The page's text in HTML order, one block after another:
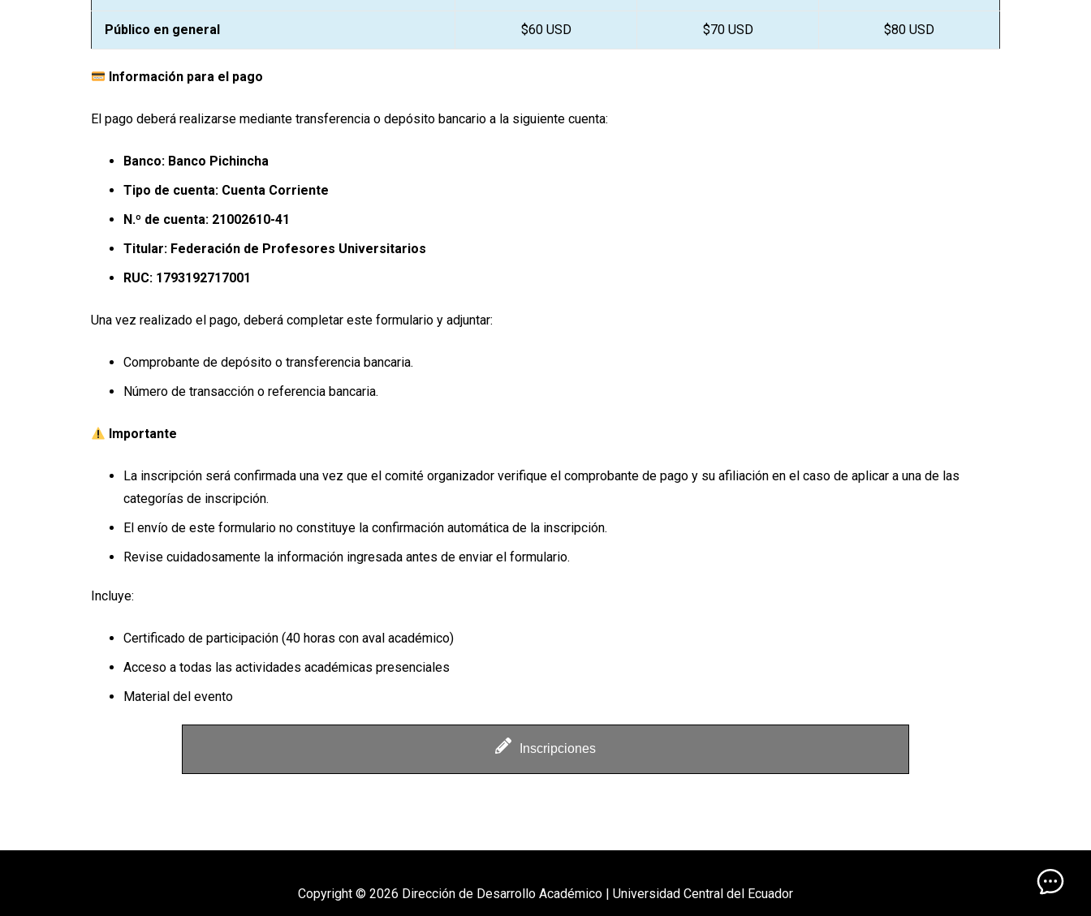
Público en general $60 USD $70 USD $80 USD
Información para el pago
El pago deberá realizarse mediante transferencia o depósito bancario a la siguiente cuenta:
Banco: Banco Pichincha
Tipo de cuenta: Cuenta Corriente
N.º de cuenta: 21002610-41
Titular: Federación de Profesores Universitarios
RUC: 1793192717001
Una vez realizado el pago, deberá completar este formulario y adjuntar:
Comprobante de depósito o transferencia bancaria.
Número de transacción o referencia bancaria.
Importante
La inscripción será confirmada una vez que el comité organizador verifique el comprobante de pago y su afiliación en el caso de aplicar a una de las
categorías de inscripción.
El envío de este formulario no constituye la confirmación automática de la inscripción.
Revise cuidadosamente la información ingresada antes de enviar el formulario.
Incluye:
Certificado de participación (40 horas con aval académico)
Acceso a todas las actividades académicas presenciales
Material del evento
Inscripciones
Copyright © 2026 Dirección de Desarrollo Académico | Universidad Central del Ecuador